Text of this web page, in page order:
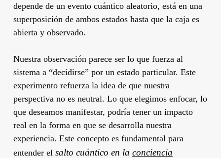
depende de un evento cuántico aleatorio, está en una
superposición de ambos estados hasta que la caja es
abierta y observado.
Nuestra observación parece ser lo que fuerza al
sistema a “decidirse” por un estado particular. Este
experimento refuerza la idea de que nuestra
perspectiva no es neutral. Lo que elegimos enfocar, lo
que deseamos manifestar, podría tener un impacto
real en la forma en que se desarrolla nuestra
experiencia. Este concepto es fundamental para
entender el salto cuántico en la conciencia